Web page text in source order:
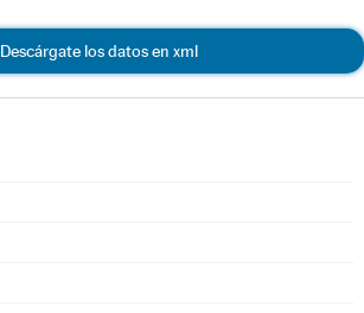
Descárgate los datos en xml